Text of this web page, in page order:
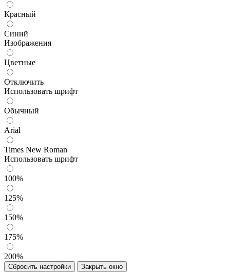
Красный
Синий
Изображения
Цветные
Отключить
Использовать шрифт
Обычный
Arial
Times New Roman
Использовать шрифт
100%
125%
150%
175%
200%
Сбросить настройки Закрыть окно